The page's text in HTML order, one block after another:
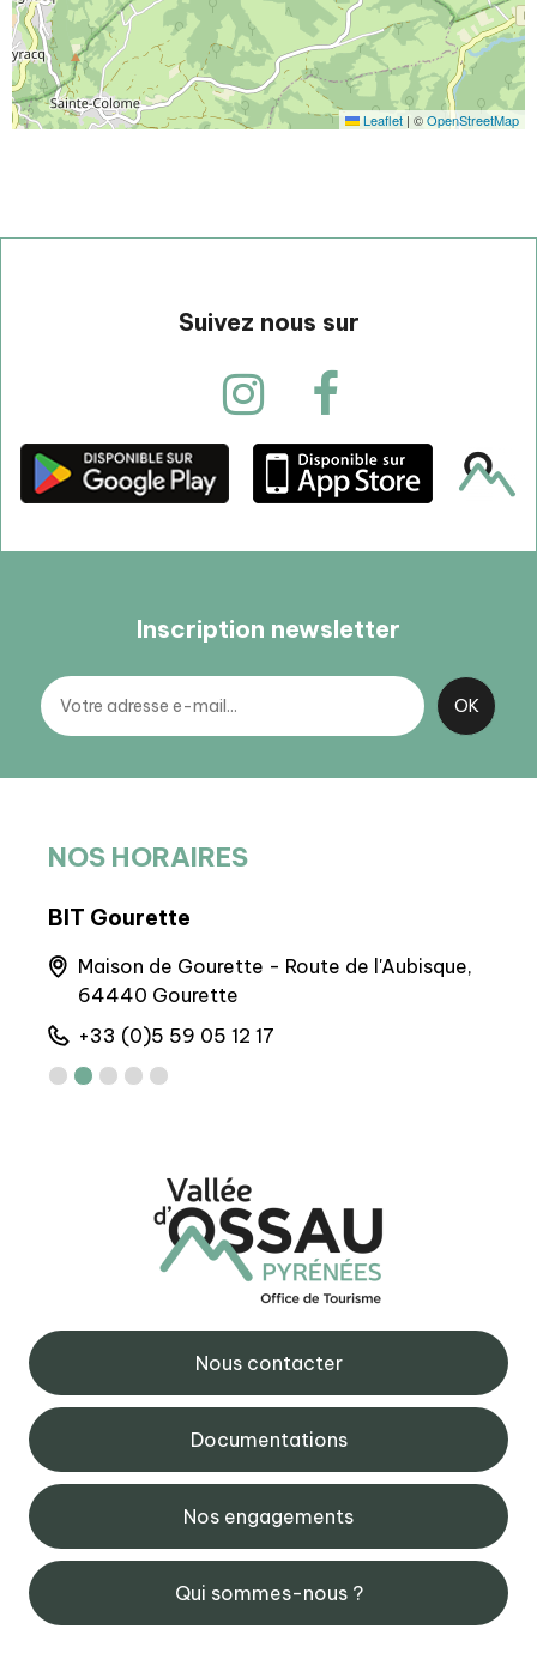
Leaflet | ©OpenStreetMap
Suivez nous sur
Inscription newsletter
NOS HORAIRES
BIT Gourette
Maison de Gourette - Route de l'Aubisque,
64440 Gourette
+33 (0)5 59 05 12 17
Nous contacter
Documentations
Nos engagements
Qui sommes-nous ?